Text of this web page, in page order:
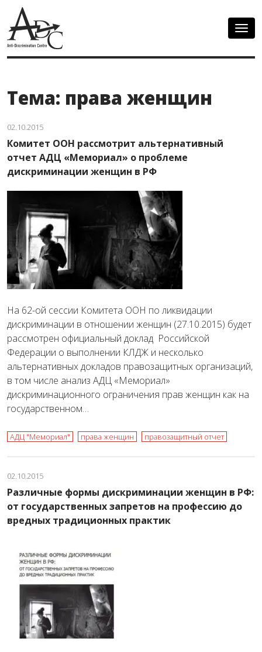
Тема: права женщин
02.10.2015
Комитет ООН рассмотрит альтернативный
отчет АДЦ «Мемориал» о проблеме
дискриминации женщин в РФ
На 62-ой сессии Комитета ООН по ликвидации
дискриминации в отношении женщин (27.10.2015) будет
рассмотрен официальный доклад Российской
Федерации о выполнении КЛДЖ и несколько
альтернативных докладов правозащитных организаций,
в том числе анализ АДЦ «Мемориал»
дискриминационного ограничения прав женщин как на
государственном…
АДЦ "Мемориал" права женщин правозащитный отчет
02.10.2015
Различные формы дискриминации женщин в РФ:
от государственных запретов на профессию до
вредных традиционных практик